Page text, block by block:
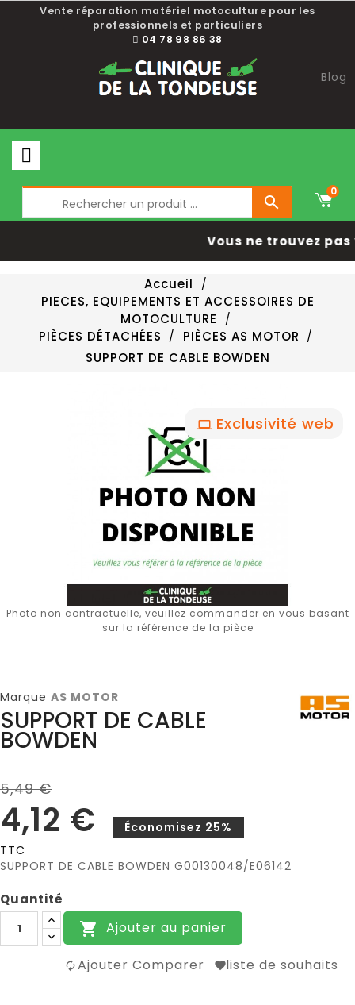
Vente réparation matériel motoculture pour les
professionnels et particuliers
04 78 98 86 38
Blog

0
Vous ne trouvez
Accueil
PIECES, EQUIPEMENTS ET ACCESSOIRES DE
MOTOCULTURE
PIÈCES DÉTACHÉES
PIÈCES AS MOTOR
SUPPORT DE CABLE BOWDEN
Exclusivité web
Photo non contractuelle, veuillez commander en vous basant
sur la référence de la pièce
Marque AS MOTOR
SUPPORT DE CABLE
BOWDEN
5,49 €
4,12 €
Économisez 25%
TTC
SUPPORT DE CABLE BOWDEN G00130048/E06142
Quantité
 Ajouter au panier
Ajouter Comparer liste de souhaits